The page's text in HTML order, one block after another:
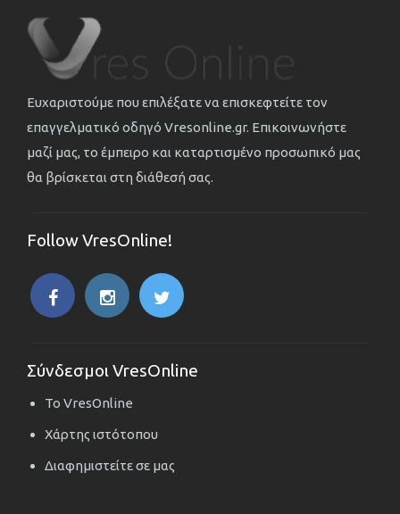
Ευχαριστούμε που επιλέξατε να επισκεφτείτε τον
επαγγελματικό οδηγό Vresonline.gr. Επικοινωνήστε
μαζί μας, το έμπειρο και καταρτισμένο προσωπικό μας
θα βρίσκεται στη διάθεσή σας.
Follow VresOnline!
Σύνδεσμοι VresOnline
Το VresOnline
Χάρτης ιστότοπου
Διαφημιστείτε σε μας